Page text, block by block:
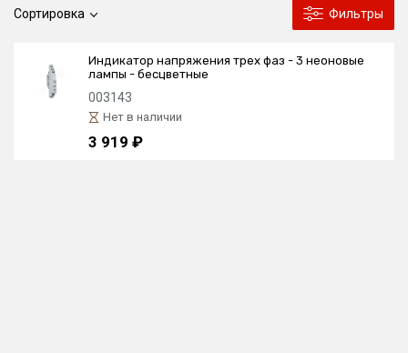
Сортировка Фильтры
Индикатор напряжения трех фаз - 3 неоновые
лампы - бесцветные
003143
Нет в наличии
3 919 ₽